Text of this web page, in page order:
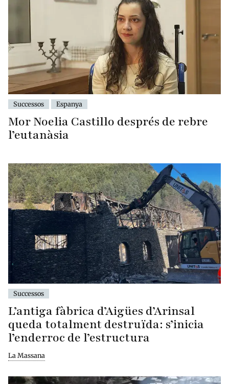
Successos Espanya
Mor Noelia Castillo després de rebre
l’eutanàsia
Successos
L’antiga fàbrica d’Aigües d’Arinsal
queda totalment destruïda: s’inicia
l’enderroc de l’estructura
La Massana